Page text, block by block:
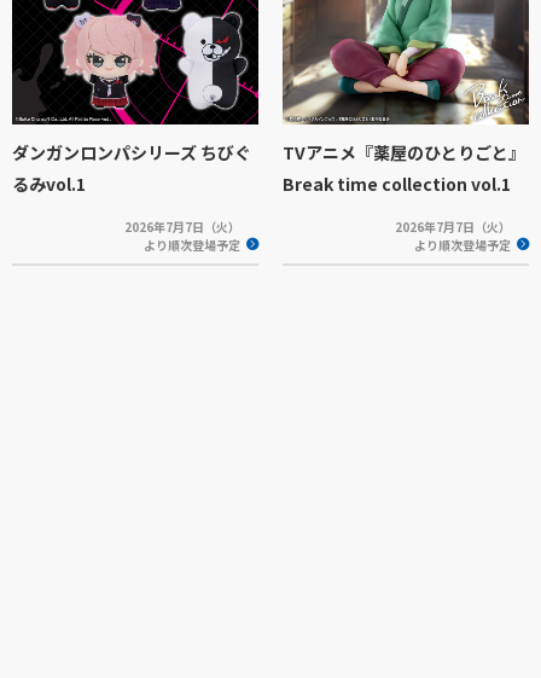
ダンガンロンパシリーズ ちびぐ
るみvol.1
2026年7月7日（火）
より順次登場予定
TVアニメ『薬屋のひとりごと』
Break time collection vol.1
2026年7月7日（火）
より順次登場予定